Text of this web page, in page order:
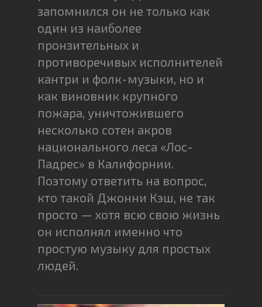
запомнился он не только как
один из наиболее
пронзительных и
противоречивых исполнителей
кантри и фолк-музыки, но и
как виновник крупного
пожара, уничтожившего
несколько сотен акров
национального леса «Лос-
Падрес» в Калифорнии.
Поэтому ответить на вопрос,
кто такой Джонни Кэш, не так
просто — хотя всю свою жизнь
он исполнял именно что
простую музыку для простых
людей.